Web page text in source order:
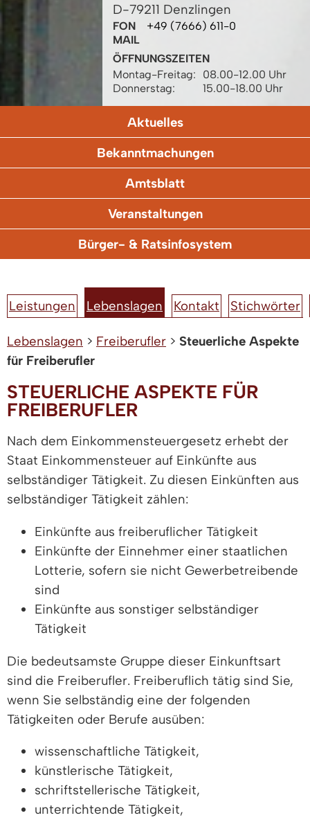
D-79211 Denzlingen
FON
+49 (7666) 611-0
MAIL
ÖFFNUNGSZEITEN
Montag-Freitag:
08.00-12.00 Uhr
Donnerstag:
15.00-18.00 Uhr
Aktuelles
Bekanntmachungen
Amtsblatt
Veranstaltungen
Bürger- & Ratsinfosystem
Leistungen Lebenslagen Kontakt Stichwörter
Lebenslagen > Freiberufler > Steuerliche Aspekte
für Freiberufler
STEUERLICHE ASPEKTE FÜR
FREIBERUFLER
Nach dem Einkommensteuergesetz erhebt der
Staat Einkommensteuer auf Einkünfte aus
selbständiger Tätigkeit. Zu diesen Einkünften aus
selbständiger Tätigkeit zählen:
Einkünfte aus freiberuflicher Tätigkeit
Einkünfte der Einnehmer einer staatlichen
Lotterie, sofern sie nicht Gewerbetreibende
sind
Einkünfte aus sonstiger selbständiger
Tätigkeit
Die bedeutsamste Gruppe dieser Einkunftsart
sind die Freiberufler. Freiberuflich tätig sind Sie,
wenn Sie selbständig eine der folgenden
Tätigkeiten oder Berufe ausüben:
wissenschaftliche Tätigkeit,
künstlerische Tätigkeit,
schriftstellerische Tätigkeit,
unterrichtende Tätigkeit,